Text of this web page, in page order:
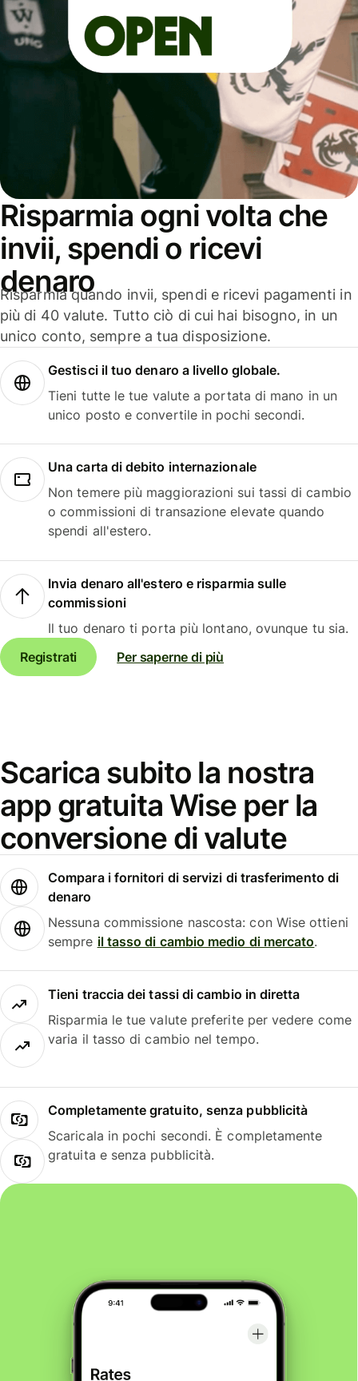
Risparmia ogni volta che
invii, spendi o ricevi
denaro
Risparmia quando invii, spendi e ricevi pagamenti in
più di 40 valute. Tutto ciò di cui hai bisogno, in un
unico conto, sempre a tua disposizione.
Gestisci il tuo denaro a livello globale.
Tieni tutte le tue valute a portata di mano in un
unico posto e convertile in pochi secondi.
Una carta di debito internazionale
Non temere più maggiorazioni sui tassi di cambio
o commissioni di transazione elevate quando
spendi all'estero.
Invia denaro all'estero e risparmia sulle
commissioni
Il tuo denaro ti porta più lontano, ovunque tu sia.
Registrati
Per saperne di più
Scarica subito la nostra
app gratuita Wise per la
conversione di valute
Compara i fornitori di servizi di trasferimento di
denaro
Nessuna commissione nascosta: con Wise ottieni
sempre il tasso di cambio medio di mercato.
Tieni traccia dei tassi di cambio in diretta
Risparmia le tue valute preferite per vedere come
varia il tasso di cambio nel tempo.
Completamente gratuito, senza pubblicità
Scaricala in pochi secondi. È completamente
gratuita e senza pubblicità.